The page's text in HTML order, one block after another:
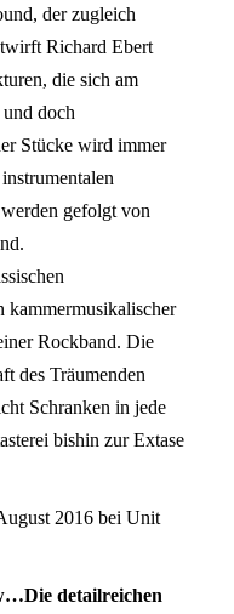
der zugleich
Richard Ebert
die sich am
doch
Stücke wird immer
gefolgt von
kammermusikalischer
Rockband. Die
des Träumenden
Schranken in jede
bishin zur Extase
2016 bei Unit
detailreichen